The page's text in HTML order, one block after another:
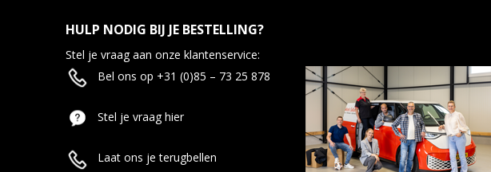
HULP NODIG BIJ JE BESTELLING?
Stel je vraag aan onze klantenservice:
Bel ons op +31 (0)85 – 73 25 878
Stel je vraag hier
Laat ons je terugbellen